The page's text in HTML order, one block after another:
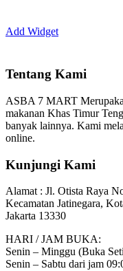
Add Widget
Tentang Kami
ASBA 7 MART
makanan Khas Timur
banyak lainnya. Kami
online.
Kunjungi Kami
Alamat : Jl. Otista Raya
Kecamatan Jatinegara,
Jakarta 13330
HARI / JAM BUKA:
Senin – Minggu (Buka
Senin – Sabtu dari jam